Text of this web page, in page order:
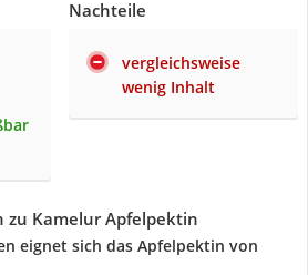
Nachteile
vergleichsweise
wenig Inhalt
zu Kamelur Apfelpektin
eignet sich das Apfelpektin von